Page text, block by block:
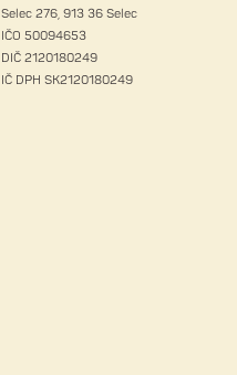
Selec 276, 913 36 Selec
IČO 50094653
DIČ 2120180249
IČ DPH SK2120180249